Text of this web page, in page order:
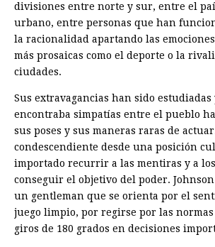
divisiones entre norte y sur, entre el
urbano, entre personas que han
la racionalidad apartando las
más prosaicas como el deporte o la
ciudades.
Sus extravagancias han sido estudiadas
encontraba simpatías entre el pueblo
sus poses y sus maneras raras de
condescendiente desde una posición
importado recurrir a las mentiras y a los
conseguir el objetivo del poder.
un gentleman que se orienta por el
juego limpio, por regirse por las
giros de 180 grados en decisiones